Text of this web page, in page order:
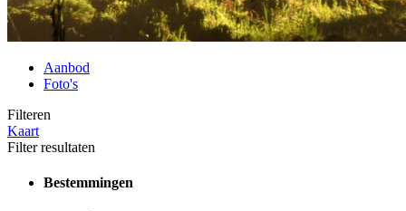
Aanbod
Foto's
Filteren
Kaart
Filter resultaten
Bestemmingen